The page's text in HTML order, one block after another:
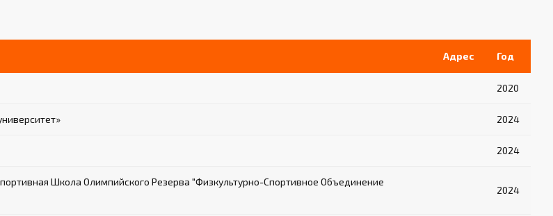
Адрес Год
2020
2024
2024
Школа Олимпийского Резерва "Физкультурно-Спортивное Объединение
2024